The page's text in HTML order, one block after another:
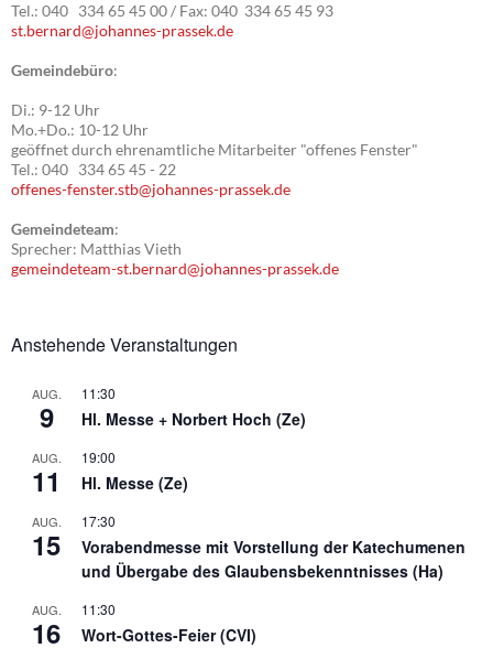
Tel.: 040 334 65 45 00 / Fax: 040 334 65 45 93
st.bernard@johannes-prassek.de
Gemeindebüro:
Di.: 9-12 Uhr
Mo.+Do.: 10-12 Uhr
geöffnet durch ehrenamtliche Mitarbeiter "offenes Fenster"
Tel.: 040 334 65 45 - 22
offenes-fenster.stb@johannes-prassek.de
Gemeindeteam:
Sprecher: Matthias Vieth
gemeindeteam-st.bernard@johannes-prassek.de
Anstehende Veranstaltungen
AUG.
9
11:30
Hl. Messe + Norbert Hoch (Ze)
AUG.
11
19:00
Hl. Messe (Ze)
AUG.
15
17:30
Vorabendmesse mit Vorstellung der Katechumenen
und Übergabe des Glaubensbekenntnisses (Ha)
AUG.
16
11:30
Wort-Gottes-Feier (CVI)